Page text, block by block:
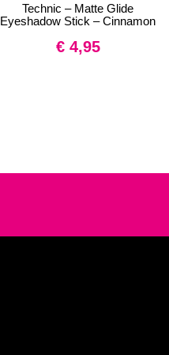
Technic – Matte Glide
Eyeshadow Stick – Cinnamon
€4,95